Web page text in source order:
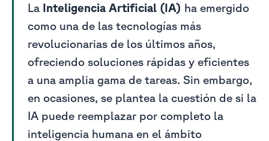
La Inteligencia Artificial (IA) ha emergido
como una de las tecnologías más
revolucionarias de los últimos años,
ofreciendo soluciones rápidas y eficientes
a una amplia gama de tareas. Sin embargo,
en ocasiones, se plantea la cuestión de si la
IA puede reemplazar por completo la
inteligencia humana en el ámbito